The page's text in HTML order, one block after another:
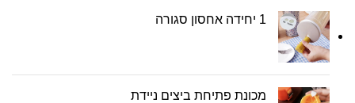
1 יחידה אחסון סגורה
מכונת פתיחת ביצים ניידת